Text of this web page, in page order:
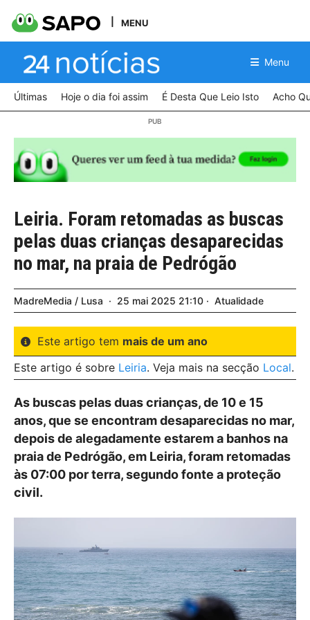
MENU
Menu
Últimas Hoje o dia foi assim É Desta Que Leio Isto Acho
Leiria. Foram retomadas as buscas
pelas duas crianças desaparecidas
no mar, na praia de Pedrógão
MadreMedia / Lusa 25 mai 2025 21:10 Atualidade
Este artigo tem mais de um ano
Este artigo é sobre Leiria. Veja mais na secção Local.
As buscas pelas duas crianças, de 10 e 15
anos, que se encontram desaparecidas no mar,
depois de alegadamente estarem a banhos na
praia de Pedrógão, em Leiria, foram retomadas
às 07:00 por terra, segundo fonte a proteção
civil.